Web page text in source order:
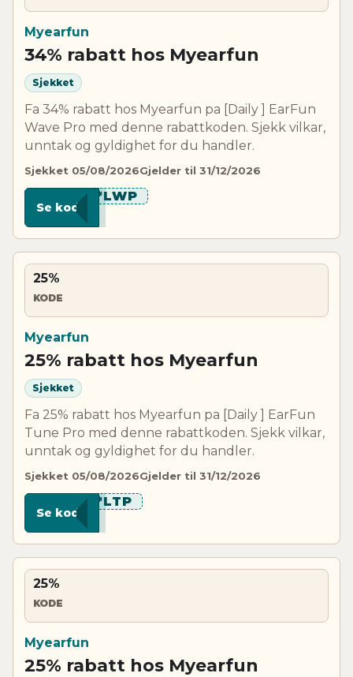
Myearfun
34% rabatt hos Myearfun
Sjekket
Fa 34% rabatt hos Myearfun pa [Daily ] EarFun
Wave Pro med denne rabattkoden. Sjekk vilkar,
unntak og gyldighet for du handler.
Sjekket 05/08/2026Gjelder til 31/12/2026
***LWP
Se kode
25%
KODE
Myearfun
25% rabatt hos Myearfun
Sjekket
Fa 25% rabatt hos Myearfun pa [Daily ] EarFun
Tune Pro med denne rabattkoden. Sjekk vilkar,
unntak og gyldighet for du handler.
Sjekket 05/08/2026Gjelder til 31/12/2026
***LTP
Se kode
25%
KODE
Myearfun
25% rabatt hos Myearfun